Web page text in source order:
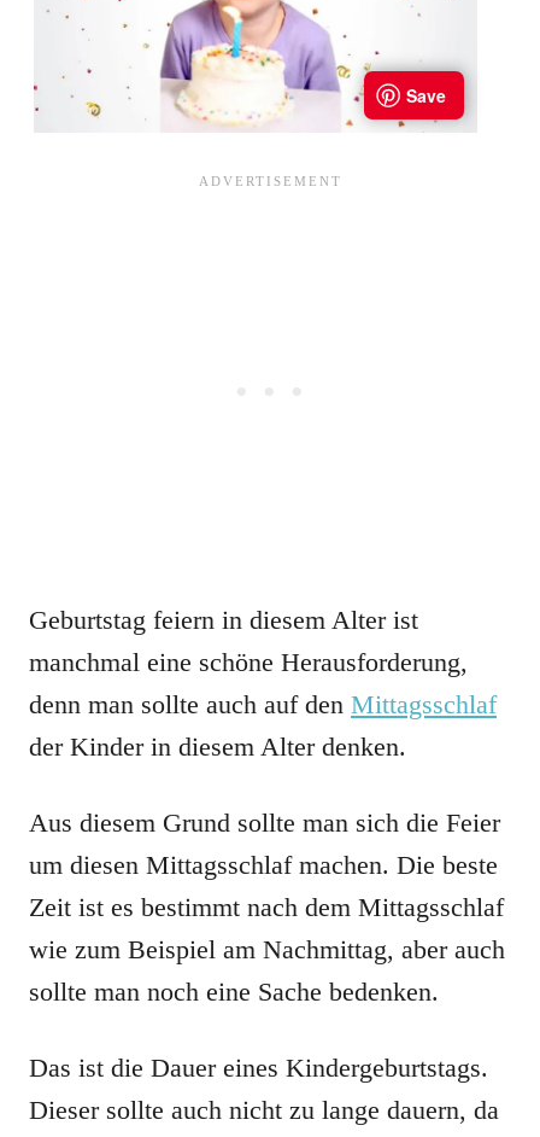
Geburtstag feiern in diesem Alter ist
manchmal eine schöne Herausforderung,
denn man sollte auch auf den Mittagsschlaf
der Kinder in diesem Alter denken.
Aus diesem Grund sollte man sich die Feier
um diesen Mittagsschlaf machen. Die beste
Zeit ist es bestimmt nach dem Mittagsschlaf
wie zum Beispiel am Nachmittag, aber auch
sollte man noch eine Sache bedenken.
Das ist die Dauer eines Kindergeburtstags.
Dieser sollte auch nicht zu lange dauern, da